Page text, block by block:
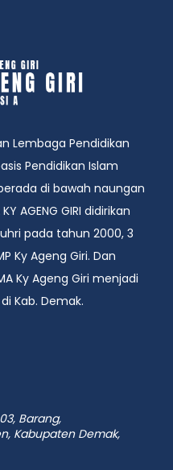
Lembaga Pendidikan
Pendidikan Islam
di bawah naungan
AGENG GIRI didirikan
pada tahun 2000, 3
Ky Ageng Giri. Dan
Ky Ageng Giri menjadi
Kab. Demak.
Barang,
Kabupaten Demak,